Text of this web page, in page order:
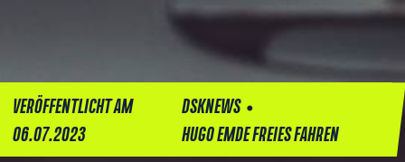
VERÖFFENTLICHT AM
06.07.2023
DSKNEWS•
HUGO EMDE FREIES FAHREN